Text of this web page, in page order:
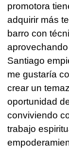
promotora
adquirir más
barro con
Santiago
me gustaría
crear un
oportunidad
conviviendo
trabajo